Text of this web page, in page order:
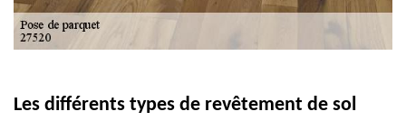
Les différents types de revêtement de sol